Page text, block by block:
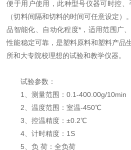
便于用户使用，此种型号仪器可时控
（切料间隔和切料的时间可任意设定
品智能化、自动化程度*，适用范围广
性能稳定可靠，是塑料原料和塑料产品
所和大专院校理想的试验和教学仪器。
试验参数：
1、测量范围：0.1-400.00g/10min（
2、温度范围：室温-450℃
3、控温精度：±0.2℃
4、计时精度：1S
5、负 荷：全负荷